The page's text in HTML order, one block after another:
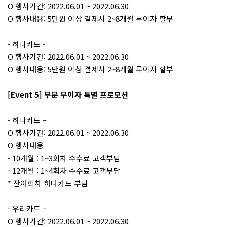
O 행사기간: 2022.06.01 ~ 2022.06.30
O 행사내용: 5만원 이상 결제시 2~8개월 무이자 할부
- 하나카드 -
O 행사기간: 2022.06.01 ~ 2022.06.30
O 행사내용: 5만원 이상 결제시 2~8개월 무이자 할부
[Event 5] 부분 무이자 특별 프로모션
- 하나카드 –
O 행사기간: 2022.06.01 ~ 2022.06.30
O 행사내용
- 10개월 : 1~3회차 수수료 고객부담
- 12개월 : 1~4회차 수수료 고객부담
* 잔여회차 하나카드 부담
- 우리카드 –
O 행사기간: 2022.06.01 ~ 2022.06.30